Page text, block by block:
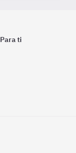
Para ti